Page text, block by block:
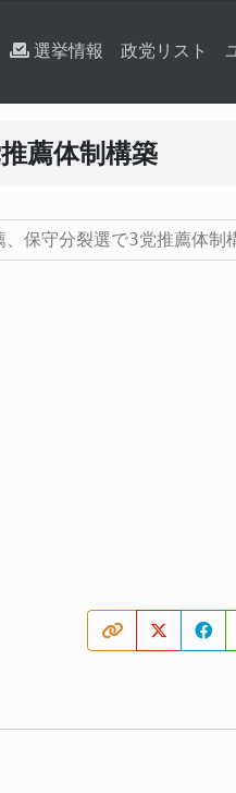
選挙情報 政党リスト
薦体制構築
保守分裂選で3党推薦体制